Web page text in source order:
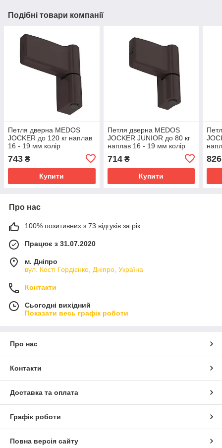
Подібні товари компанії
Петля дверна MEDOS
JOCKER до 120 кг наплав
16 - 19 мм колір
коричневий RAL 8019 17,5
А
743 ₴
Купити
Петля дверна MEDOS
JOCKER JUNIOR до 80 кг
наплав 16 - 19 мм колір
коричневий RAL 8019 17,5
А
714₴
Купити
826
Про нас
100% позитивних з 73 відгуків за рік
Працює з 31.07.2020
м. Дніпро
вул. Кості Гордієнко, Дніпро, Україна
Контакти
Сьогодні вихідний
Показати весь графік роботи
Про нас
Контакти
Доставка та оплата
Графік роботи
Повна версія сайту